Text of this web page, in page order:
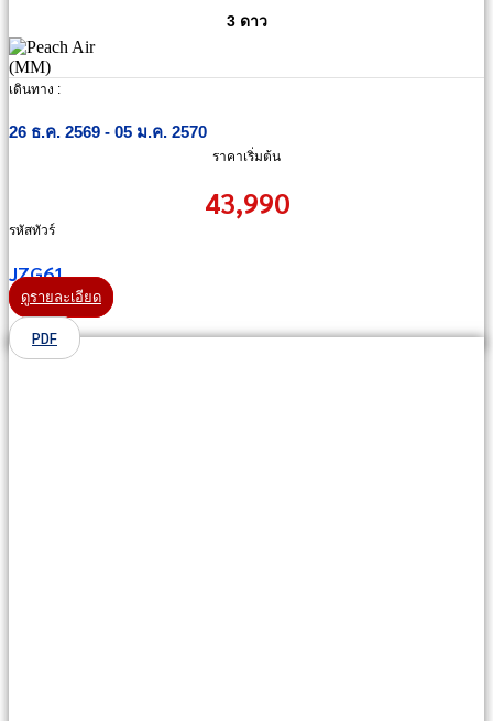
3 ดาว
เดินทาง :
26 ธ.ค. 2569 - 05 ม.ค. 2570
ราคาเริ่มต้น
43,990
รหัสทัวร์
JZG61
ดูรายละเอียด
PDF